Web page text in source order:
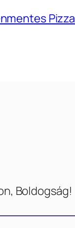
Pizza
Boldogság!